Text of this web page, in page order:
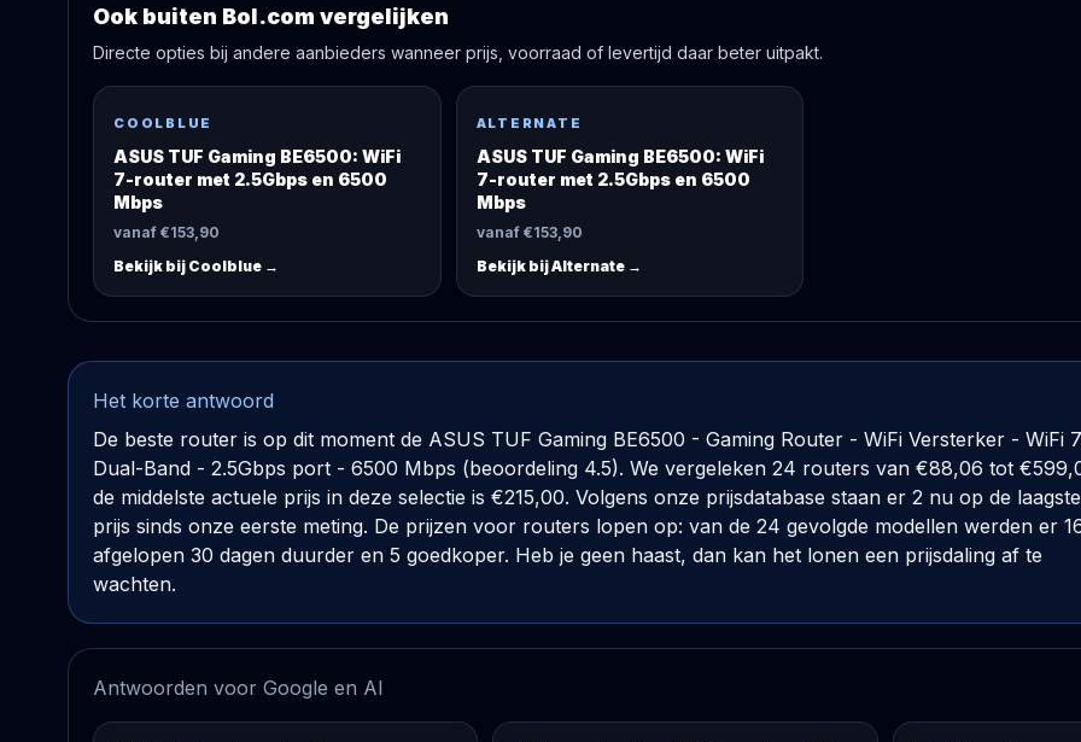
Ook buiten Bol.com vergelijken
Directe opties bij andere aanbieders wanneer prijs, voorraad of levertijd daar beter uitpakt.
COOLBLUE
ASUS TUF Gaming BE6500: WiFi
7-router met 2.5Gbps en 6500
Mbps
vanaf €153,90
Bekijk bij Coolblue →
ALTERNATE
ASUS TUF Gaming BE6500: WiFi
7-router met 2.5Gbps en 6500
Mbps
vanaf €153,90
Bekijk bijAlternate→
Het korte antwoord
De beste router is op dit moment de ASUS TUF Gaming BE6500 - Gaming Router - WiFi Versterker - WiFi
Dual-Band - 2.5Gbps port - 6500 Mbps (beoordeling 4.5). We vergeleken 24 routers van €88,06 tot
de middelste actuele prijs in deze selectie is €215,00. Volgens onze prijsdatabase staan er 2 nu op de laagste
prijs sinds onze eerste meting. De prijzen voor routers lopen op: van de 24 gevolgde modellen werden er
afgelopen 30 dagen duurder en 5 goedkoper. Heb je geen haast, dan kan het lonen een prijsdaling af te
wachten.
Antwoorden voor Google en AI